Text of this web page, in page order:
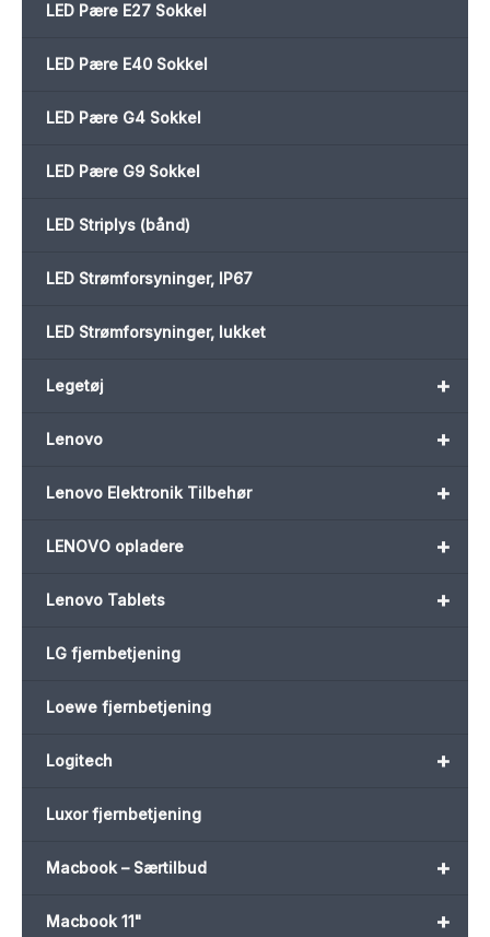
LED Pære E27 Sokkel
LED Pære E40 Sokkel
LED Pære G4 Sokkel
LED Pære G9 Sokkel
LED Striplys (bånd)
LED Strømforsyninger, IP67
LED Strømforsyninger, lukket
+
Legetøj
+
Lenovo
+
Lenovo Elektronik Tilbehør
+
LENOVO opladere
+
Lenovo Tablets
LG fjernbetjening
Loewe fjernbetjening
+
Logitech
Luxor fjernbetjening
+
Macbook – Særtilbud
+
Macbook 11"